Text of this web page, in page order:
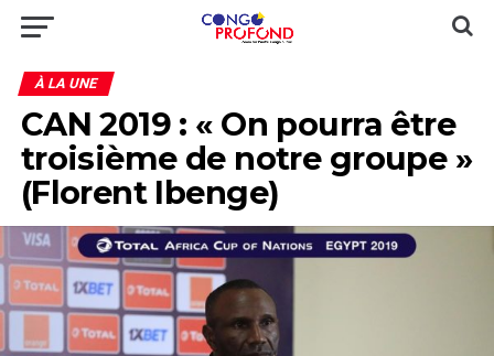
À LA UNE
CAN 2019 : « On pourra être
troisième de notre groupe »
(Florent Ibenge)